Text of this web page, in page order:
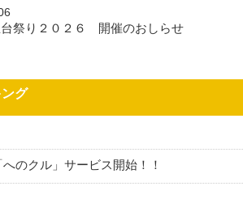
祭り２０２６ 開催のおしらせ
グ
のクル」サービス開始！！